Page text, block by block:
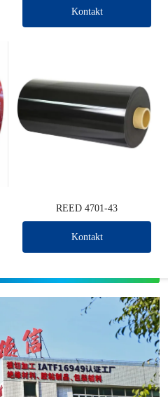
Kontakt
REED 4701-43
Kontakt